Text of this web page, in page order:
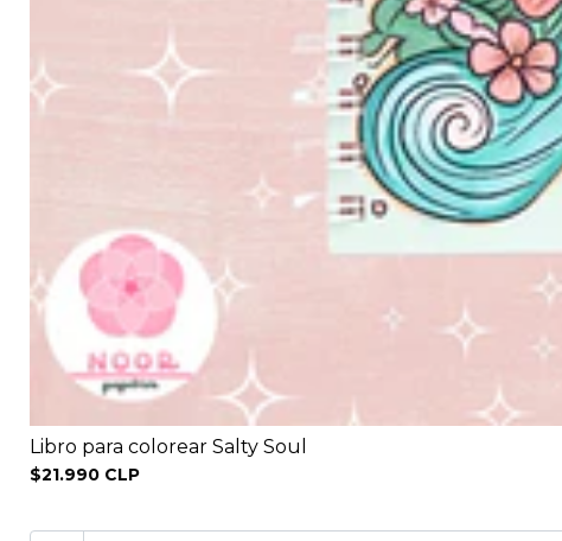
Libro para colorear Salty Soul
$21.990 CLP